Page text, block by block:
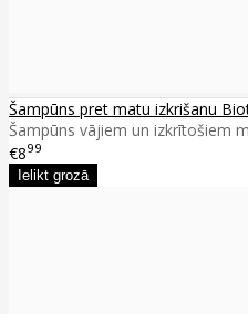
Šampūns pret matu izkrišanu
Šampūns vājiem un izkrītošiem
€899